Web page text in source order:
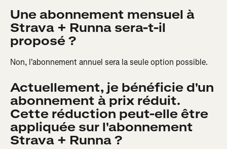
Une abonnement mensuel à
Strava + Runna sera-t-il
proposé ?
Non, l'abonnement annuel sera la seule option possible.
Actuellement, je bénéficie d'un
abonnement à prix réduit.
Cette réduction peut-elle être
appliquée sur l'abonnement
Strava + Runna ?